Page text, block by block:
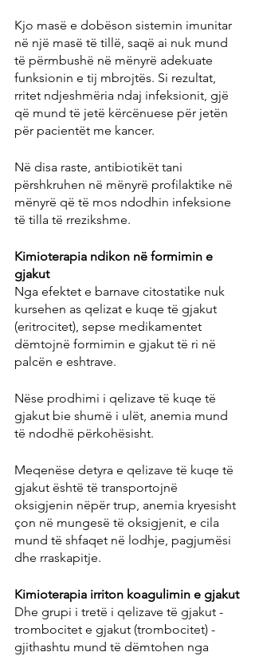
Kjo masë e dobëson sistemin imunitar
në një masë të tillë, saqë ai nuk mund
të përmbushë në mënyrë adekuate
funksionin e tij mbrojtës. Si rezultat,
rritet ndjeshmëria ndaj infeksionit, gjë
që mund të jetë kërcënuese për jetën
për pacientët me kancer.
Në disa raste, antibiotikët tani
përshkruhen në mënyrë profilaktike në
mënyrë që të mos ndodhin infeksione
të tilla të rrezikshme.
Kimioterapia ndikon në formimin e
gjakut
Nga efektet e barnave citostatike nuk
kursehen as qelizat e kuqe të gjakut
(eritrocitet), sepse medikamentet
dëmtojnë formimin e gjakut të ri në
palcën e eshtrave.
Nëse prodhimi i qelizave të kuqe të
gjakut bie shumë i ulët, anemia mund
të ndodhë përkohësisht.
Meqenëse detyra e qelizave të kuqe të
gjakut është të transportojnë
oksigjenin nëpër trup, anemia kryesisht
çon në mungesë të oksigjenit, e cila
mund të shfaqet në lodhje, pagjumësi
dhe rraskapitje.
Kimioterapia irriton koagulimin e gjakut
Dhe grupi i tretë i qelizave të gjakut -
trombocitet e gjakut (trombocitet) -
gjithashtu mund të dëmtohen nga